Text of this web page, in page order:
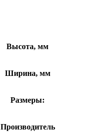
Высота, мм
Ширина, мм
Размеры:
Производитель